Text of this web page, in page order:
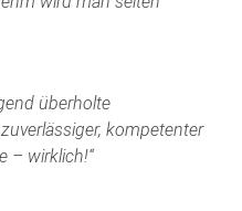
überholte
kompetenter
– wirklich!“